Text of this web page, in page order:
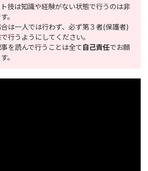
技は知識や経験がない状態で行うのは非
。
は一人では行わず、必ず第３者(保護者)
行うようにしてください。
を読んで行うことは全て自己責任でお願
。